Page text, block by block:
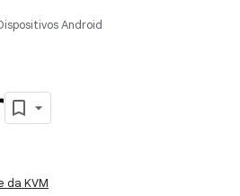
Android
da KVM